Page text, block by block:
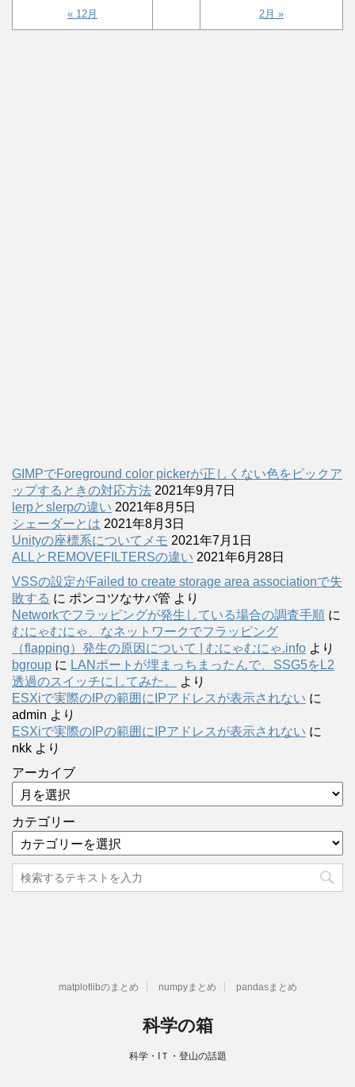
« 12月 2月 »
GIMPでForeground color pickerが正しくない色をピックア
ップするときの対応方法 2021年9月7日
lerpとslerpの違い 2021年8月5日
シェーダーとは 2021年8月3日
Unityの座標系についてメモ 2021年7月1日
ALLとREMOVEFILTERSの違い 2021年6月28日
VSSの設定がFailed to create storage area associationで失
敗する に ポンコツなサバ管 より
Networkでフラッピングが発生している場合の調査手順 に
むにゃむにゃ、なネットワークでフラッピング
（flapping）発生の原因について | むにゃむにゃ.info より
bgroup に LANポートが埋まっちまったんで、SSG5をL2
透過のスイッチにしてみた。
より
ESXiで実際のIPの範囲にIPアドレスが表示されない に
admin より
ESXiで実際のIPの範囲にIPアドレスが表示されない に
nkk より
アーカイブ
カテゴリー
matplotlibのまとめ numpyまとめ pandasまとめ
科学の箱
科学・IＴ・登山の話題